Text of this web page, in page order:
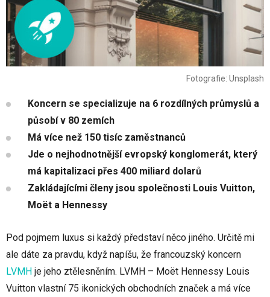
Fotografie: Unsplash
Koncern se specializuje na 6 rozdílných průmyslů a
působí v 80 zemích
Má více než 150 tisíc zaměstnanců
Jde o nejhodnotnější evropský konglomerát, který
má kapitalizaci přes 400 miliard dolarů
Zakládajícími členy jsou společnosti Louis Vuitton,
Moët a Hennessy
Pod pojmem luxus si každý představí něco jiného. Určitě mi
ale dáte za pravdu, když napíšu, že francouzský koncern
LVMH je jeho ztělesněním. LVMH – Moët Hennessy Louis
Vuitton vlastní 75 ikonických obchodních značek a má více